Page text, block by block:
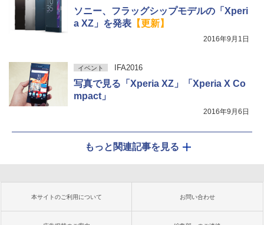
ソニー、フラッグシップモデルの「Xperi
a XZ」を発表【更新】
2016年9月1日
イベント IFA2016
写真で見る「Xperia XZ」「Xperia X Co
mpact」
2016年9月6日
もっと関連記事を見る
本サイトのご利用について お問い合わせ